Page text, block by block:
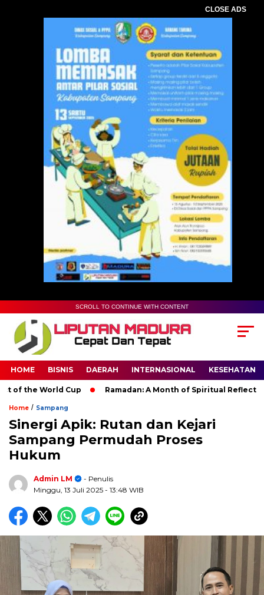
CLOSE ADS
SCROLL TO CONTINUE WITH CONTENT
HOME BISNIS DAERAH INTERNASIONAL KESEHATAN
the World Cup Ramadan: A Month of Spiritual Reflection,
Home / Sampang
Sinergi Apik: Rutan dan Kejari
Sampang Permudah Proses
Hukum
Admin LM
- Penulis
Minggu, 13 Juli 2025 - 13:48 WIB